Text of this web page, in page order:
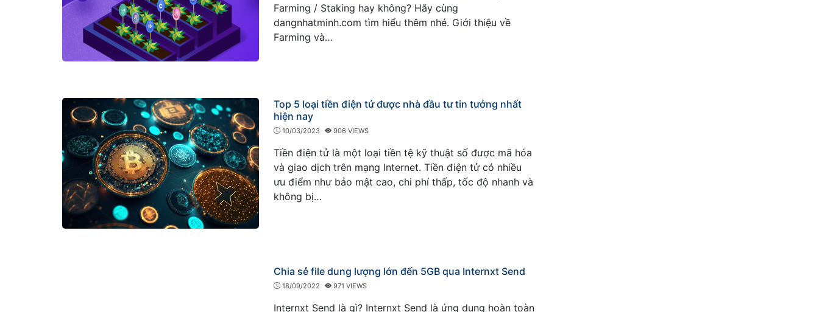
Farming / Staking hay không? Hãy cùng
dangnhatminh.com tìm hiểu thêm nhé. Giới thiệu về
Farming và…
Top 5 loại tiền điện tử được nhà đầu tư tin tưởng nhất
hiện nay
10/03/2023 906 VIEWS
Tiền điện tử là một loại tiền tệ kỹ thuật số được mã hóa
và giao dịch trên mạng Internet. Tiền điện tử có nhiều
ưu điểm như bảo mật cao, chi phí thấp, tốc độ nhanh và
không bị…
Chia sẻ file dung lượng lớn đến 5GB qua Internxt Send
18/09/2022 971 VIEWS
Internxt Send là gì? Internxt Send là ứng dụng hoàn toàn